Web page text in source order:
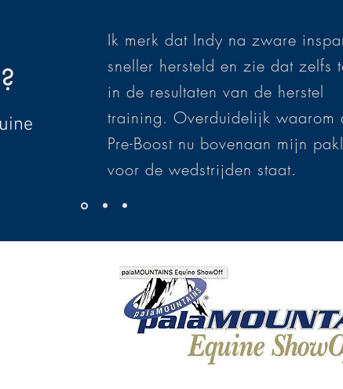
Ik merk dat Indy na zware
sneller hersteld en zie dat zelfs
in de resultaten van de herstel
training. Overduidelijk waarom
Pre-Boost nu bovenaan mijn
voor de wedstrijden staat.